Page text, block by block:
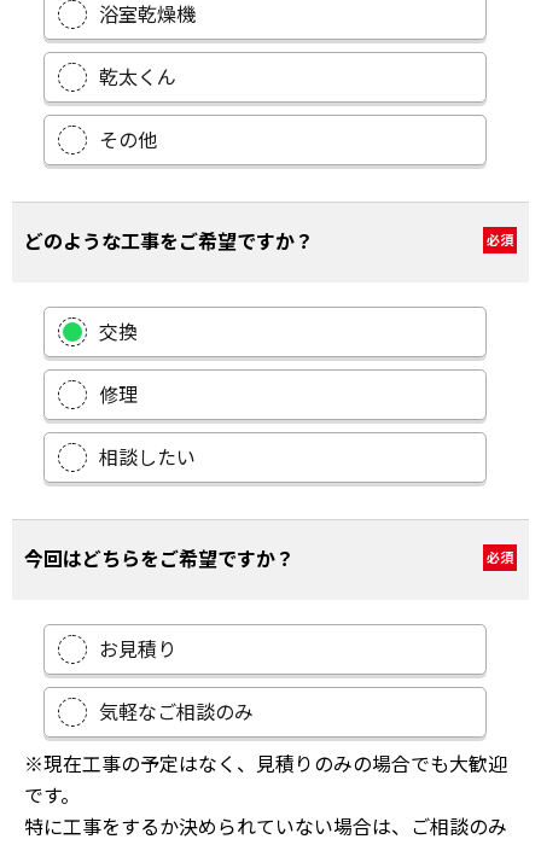
浴室乾燥機
乾太くん
その他
どのような工事をご希望ですか？ 必須
交換
修理
相談したい
今回はどちらをご希望ですか？ 必須
お見積り
気軽なご相談のみ
※現在工事の予定はなく、見積りのみの場合でも大歓迎
です。
特に工事をするか決められていない場合は、ご相談のみ